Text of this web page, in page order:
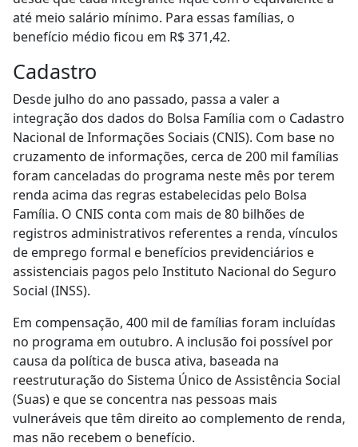
até meio salário mínimo. Para essas famílias, o
benefício médio ficou em R$ 371,42.
Cadastro
Desde julho do ano passado, passa a valer a
integração dos dados do Bolsa Família com o Cadastro
Nacional de Informações Sociais (CNIS). Com base no
cruzamento de informações, cerca de 200 mil famílias
foram canceladas do programa neste mês por terem
renda acima das regras estabelecidas pelo Bolsa
Família. O CNIS conta com mais de 80 bilhões de
registros administrativos referentes a renda, vínculos
de emprego formal e benefícios previdenciários e
assistenciais pagos pelo Instituto Nacional do Seguro
Social (INSS).
Em compensação, 400 mil de famílias foram incluídas
no programa em outubro. A inclusão foi possível por
causa da política de busca ativa, baseada na
reestruturação do Sistema Único de Assistência Social
(Suas) e que se concentra nas pessoas mais
vulneráveis que têm direito ao complemento de renda,
mas não recebem o benefício.